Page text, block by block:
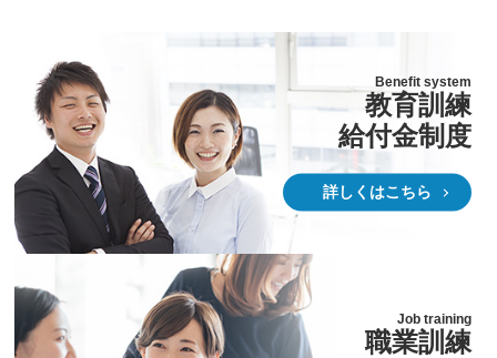
Benefit system
教育訓練
給付金制度
詳しくはこちら
Job training
職業訓練